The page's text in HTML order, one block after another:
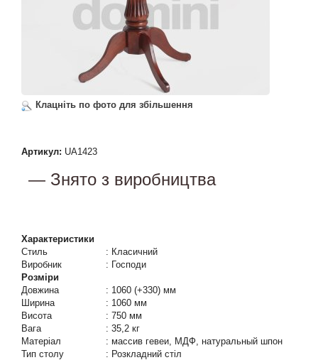
Клацніть по фото для збільшення
Артикул: UA1423
— Знято з виробництва
Характеристики
Стиль
: Класичний
Виробник
: Господи
Розміри
Довжина
: 1060 (+330) мм
Ширина
: 1060 мм
Висота
: 750 мм
Вага
: 35,2 кг
Матеріал
: массив гевеи, МДФ, натуральный шпон
Тип столу
: Розкладний стіл